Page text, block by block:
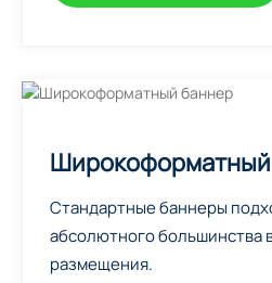
Стандартные баннеры
абсолютного большинства
размещения.